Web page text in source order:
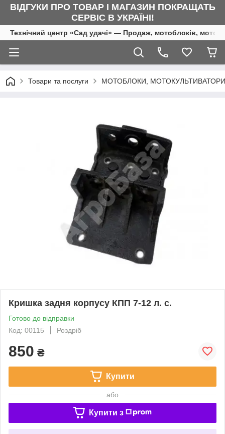
ВІДГУКИ ПРО ТОВАР І МАГАЗИН ПОКРАЩАТЬ
СЕРВІС В УКРАЇНІ!
Технічний центр «Сад удачі» — Продаж, мотоблоків,
Товари та послуги МОТОБЛОКИ,
Кришка задня корпусу КПП 7-12 л. с.
Готово до відправки
Код: 00115
Роздріб
850 ₴
Купити
або
Купити з